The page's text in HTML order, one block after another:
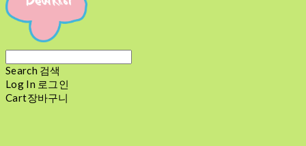
Search 검색
Log In 로그인
Cart장바구니